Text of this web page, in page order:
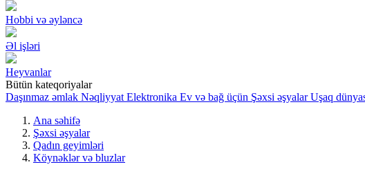
Hobbi və əyləncə
Əl işləri
Heyvanlar
Bütün kateqoriyalar
Daşınmaz əmlak Nəqliyyat Elektronika Ev və bağ üçün Şəxsi əşyalar Uşaq
Ana səhifə
Şəxsi əşyalar
Qadın geyimləri
Köynəklər və bluzlar